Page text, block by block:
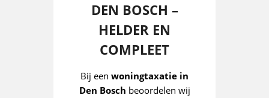
DEN BOSCH –
HELDER EN
COMPLEET
Bij een woningtaxatie in
Den Bosch beoordelen wij